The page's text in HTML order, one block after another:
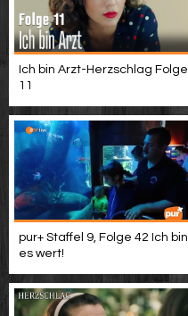
Ich bin Arzt-Herzschlag Folge
11
pur+ Staffel 9, Folge 42 Ich bin
es wert!